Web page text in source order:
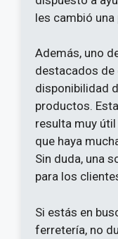
les cambió una
Además, uno
destacados
disponibilidad
productos.
resulta muy
que haya
Sin duda, una
para los
Si estás en
ferretería, no